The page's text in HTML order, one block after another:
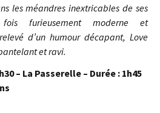
les méandres inextricables de ses
furieusement moderne et
d’un humour décapant, Love
et ravi.
– La Passerelle – Durée : 1h45